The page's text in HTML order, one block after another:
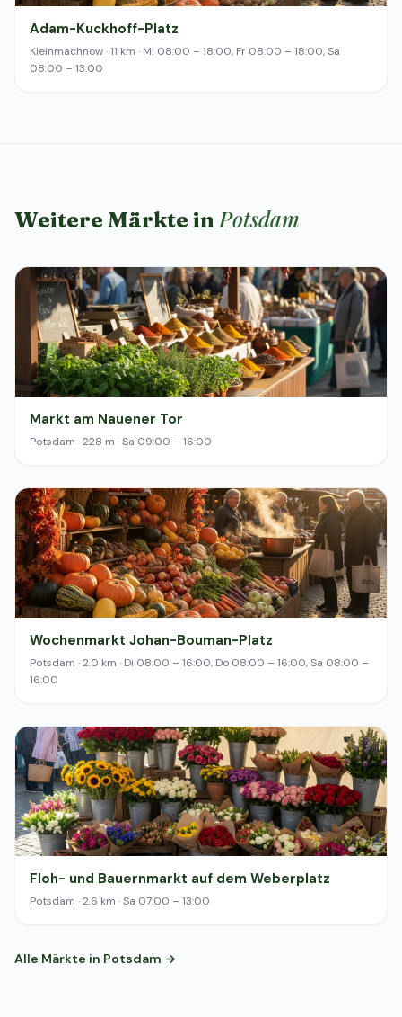
Adam-Kuckhoff-Platz
Kleinmachnow · 11 km · Mi 08:00 – 18:00, Fr 08:00 – 18:00, Sa
08:00 – 13:00
Weitere Märkte inPotsdam
Markt am Nauener Tor
Potsdam · 228 m · Sa 09:00 – 16:00
Wochenmarkt Johan-Bouman-Platz
Potsdam · 2.0 km · Di 08:00 – 16:00, Do 08:00 – 16:00, Sa 08:00 –
16:00
Floh- und Bauernmarkt auf dem Weberplatz
Potsdam · 2.6 km · Sa 07:00 – 13:00
Alle Märkte in Potsdam →